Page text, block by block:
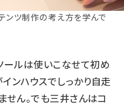
ンツ制作の考え方を学んで
ールは使いこなせて初め
ンハウスでしっかり自走
せん。でも三井さんはコ